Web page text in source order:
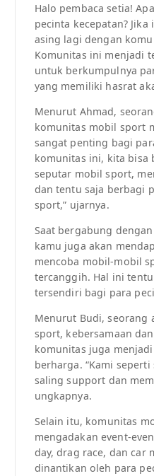
Halo pembaca setia!
pecinta kecepatan?
asing lagi dengan
Komunitas ini menjadi
untuk berkumpulnya
yang memiliki hasrat
Menurut Ahmad,
komunitas mobil sport
sangat penting bagi
komunitas ini, kita bisa
seputar mobil sport,
dan tentu saja berbagi
sport,” ujarnya.
Saat bergabung
kamu juga akan
mencoba mobil-mobil
tercanggih. Hal ini
tersendiri bagi para
Menurut Budi, seorang
sport, kebersamaan
komunitas juga
berharga. “Kami
saling support dan
ungkapnya.
Selain itu, komunitas
mengadakan event-
day, drag race, dan car
dinantikan oleh para